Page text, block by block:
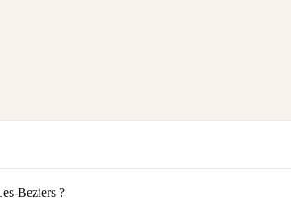
Beziers ?